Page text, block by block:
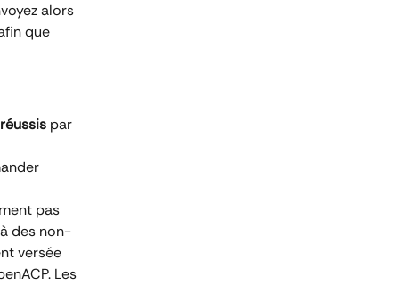
alors
que
par
pas
des non-
versée
Les